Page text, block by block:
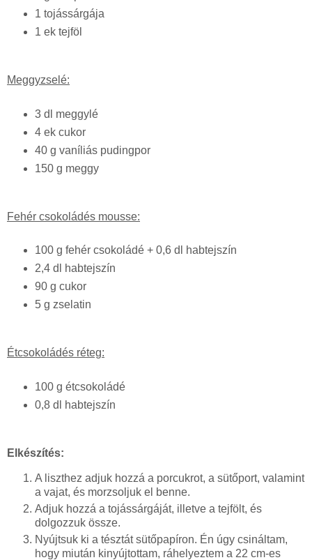
1 tojássárgája
1 ek tejföl
Meggyzselé:
3 dl meggylé
4 ek cukor
40 g vaníliás pudingpor
150 g meggy
Fehér csokoládés mousse:
100 g fehér csokoládé + 0,6 dl habtejszín
2,4 dl habtejszín
90 g cukor
5 g zselatin
Étcsokoládés réteg:
100 g étcsokoládé
0,8 dl habtejszín
Elkészítés:
A liszthez adjuk hozzá a porcukrot, a sütőport, valamint
a vajat, és morzsoljuk el benne.
Adjuk hozzá a tojássárgáját, illetve a tejfölt, és
dolgozzuk össze.
Nyújtsuk ki a tésztát sütőpapíron. Én úgy csináltam,
hogy miután kinyújtottam, ráhelyeztem a 22 cm-es